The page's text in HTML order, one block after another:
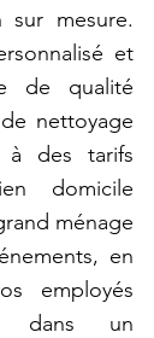
mesure.
et
de qualité
nettoyage
à des tarifs
domicile
ménage
en
employés
dans un